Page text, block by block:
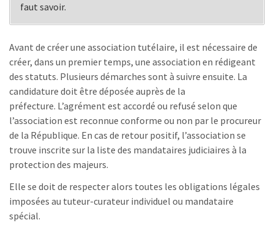
faut savoir.
Avant de créer une association tutélaire, il est nécessaire de
créer, dans un premier temps, une association en rédigeant
des statuts. Plusieurs démarches sont à suivre ensuite. La
candidature doit être déposée auprès de la
préfecture. L’agrément est accordé ou refusé selon que
l’association est reconnue conforme ou non par le procureur
de la République. En cas de retour positif, l’association se
trouve inscrite sur la liste des mandataires judiciaires à la
protection des majeurs.
Elle se doit de respecter alors toutes les obligations légales
imposées au tuteur-curateur individuel ou mandataire
spécial.